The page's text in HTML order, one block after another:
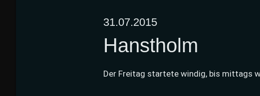
31.07.2015
Hanstholm
Der Freitag startete windig, bis mittags